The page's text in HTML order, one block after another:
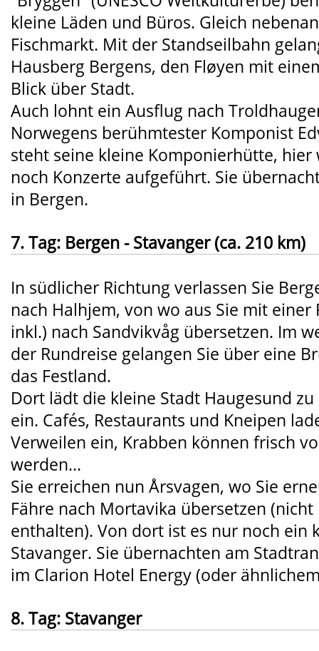
kleine Läden und Büros. Gleich
Fischmarkt. Mit der Standseilbahn
Hausberg Bergens, den Fløyen mit
Blick über Stadt.
Auch lohnt ein Ausflug nach
Norwegens berühmtester Komponist
steht seine kleine Komponierhütte,
noch Konzerte aufgeführt. Sie
in Bergen.
7. Tag: Bergen - Stavanger (ca. 210 km)
In südlicher Richtung verlassen Sie
nach Halhjem, von wo aus Sie mit
inkl.) nach Sandvikvåg übersetzen. Im
der Rundreise gelangen Sie über eine
das Festland.
Dort lädt die kleine Stadt Haugesund
ein. Cafés, Restaurants und Kneipen
Verweilen ein, Krabben können frisch
werden...
Sie erreichen nun Årsvagen, wo Sie
Fähre nach Mortavika übersetzen (nicht
enthalten). Von dort ist es nur noch ein
Stavanger. Sie übernachten am
im Clarion Hotel Energy (oder
8. Tag: Stavanger